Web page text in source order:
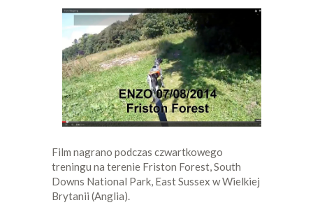
Film nagrano podczas czwartkowego
treningu na terenie Friston Forest, South
Downs National Park, East Sussex w Wielkiej
Brytanii (Anglia).